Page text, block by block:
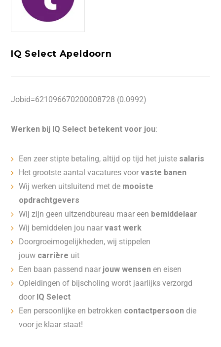
IQ Select Apeldoorn
Jobid=621096670200008728 (0.0992)
Werken bij IQ Select betekent voor jou:
Een zeer stipte betaling, altijd op tijd het juiste salaris
Het grootste aantal vacatures voorvaste banen
Wij werken uitsluitend met de mooiste
opdrachtgevers
Wij zijn geen uitzendbureau maar een bemiddelaar
Wij bemiddelen jou naarvast werk
Doorgroeimogelijkheden, wij stippelen
jouw carrière uit
Een baan passend naar jouw wensenen eisen
Opleidingen of bijscholing wordt jaarlijks verzorgd
door IQ Select
Een persoonlijke en betrokken contactpersoon die
voor je klaar staat!